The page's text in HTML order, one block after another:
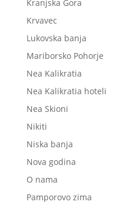
Kranjska Gora
Krvavec
Lukovska banja
Mariborsko Pohorje
Nea Kalikratia
Nea Kalikratia hoteli
Nea Skioni
Nikiti
Niska banja
Nova godina
O nama
Pamporovo zima